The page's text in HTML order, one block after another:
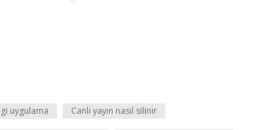
uygulama Canlı yayın nasıl silinir